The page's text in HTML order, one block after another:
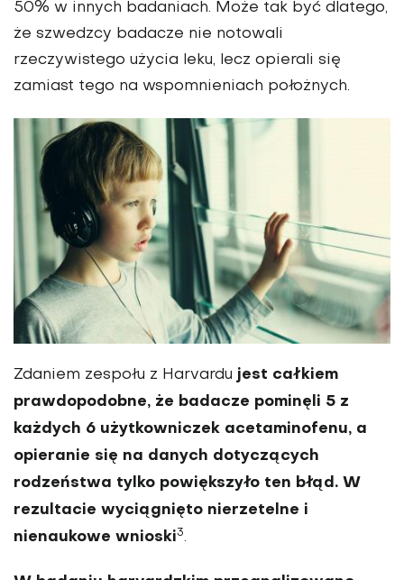
50% w innych badaniach. Może tak być dlatego,
że szwedzcy badacze nie notowali
rzeczywistego użycia leku, lecz opierali się
zamiast tego na wspomnieniach położnych.
Zdaniem zespołu z Harvardu jest całkiem
prawdopodobne, że badacze pominęli 5 z
każdych 6 użytkowniczek acetaminofenu, a
opieranie się na danych dotyczących
rodzeństwa tylko powiększyło ten błąd. W
rezultacie wyciągnięto nierzetelne i
nienaukowe wnioski3.